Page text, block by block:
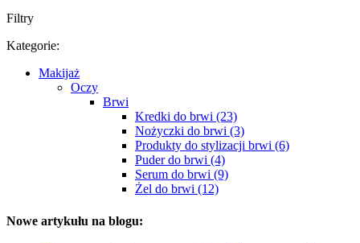
Filtry
Kategorie:
Makijaż
Oczy
Brwi
Kredki do brwi (23)
Nożyczki do brwi (3)
Produkty do stylizacji brwi (6)
Puder do brwi (4)
Serum do brwi (9)
Żel do brwi (12)
Nowe artykułu na blogu: